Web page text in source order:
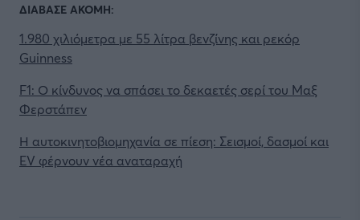
ΔΙΑΒΑΣΕ ΑΚΟΜΗ:
1.980 χιλιόμετρα με 55 λίτρα βενζίνης και ρεκόρ
Guinness
F1: Ο κίνδυνος να σπάσει το δεκαετές σερί του Μαξ
Φερστάπεν
Η αυτοκινητοβιομηχανία σε πίεση: Σεισμοί, δασμοί και
EV φέρνουν νέα αναταραχή